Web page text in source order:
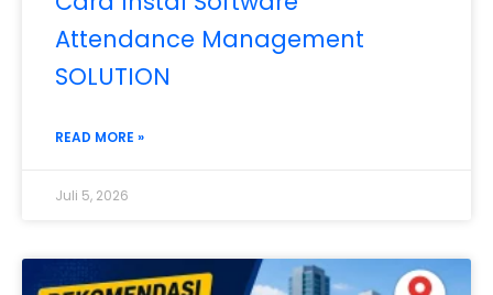
Attendance Management
SOLUTION
READ MORE »
Juli 5, 2026